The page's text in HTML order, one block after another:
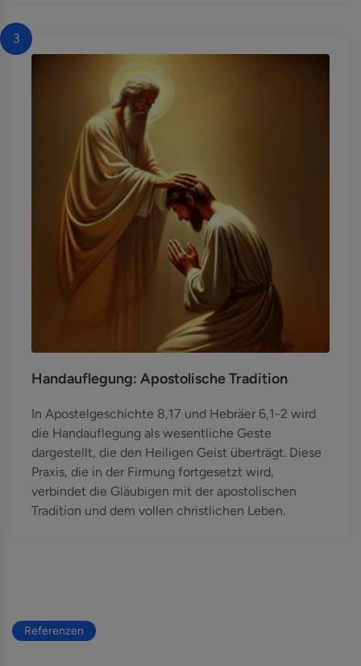
Handauflegung: Apostolische Tradition
In Apostelgeschichte 8,17 und Hebräer 6,1-2 wird
die Handauflegung als wesentliche Geste
dargestellt, die den Heiligen Geist überträgt. Diese
Praxis, die in der Firmung fortgesetzt wird,
verbindet die Gläubigen mit der apostolischen
Tradition und dem vollen christlichen Leben.
3
Referenzen